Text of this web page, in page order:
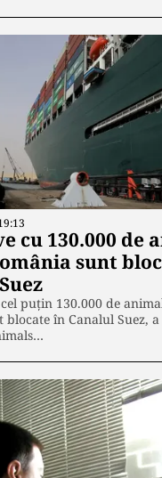
cu 130.000 de
sunt
cel puţin 130.000 de
blocate în Canalul Suez,